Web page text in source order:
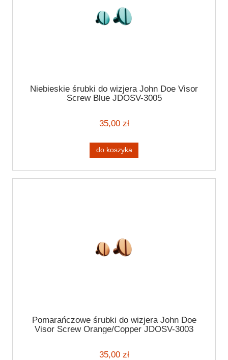
Niebieskie śrubki do wizjera John Doe Visor
Screw Blue JDOSV-3005
35,00 zł
do koszyka
Pomarańczowe śrubki do wizjera John Doe
Visor Screw Orange/Copper JDOSV-3003
35,00 zł